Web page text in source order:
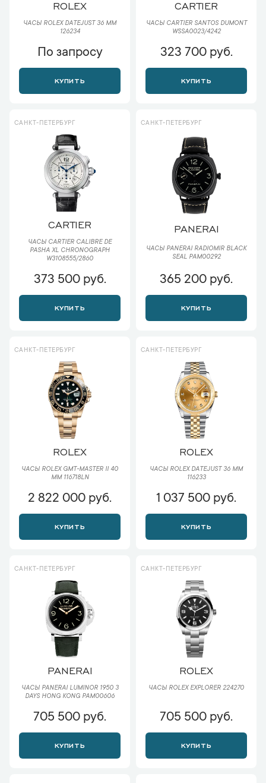
ROLEX
ЧАСЫ ROLEX DATEJUST 36 ММ
126234
По запросу
КУПИТЬ
CARTIER
ЧАСЫ CARTIER SANTOS DUMONT
WSSA0023/4242
323 700 руб.
КУПИТЬ
САНКТ-ПЕТЕРБУРГ
CARTIER
ЧАСЫ CARTIER CALIBRE DE
PASHA XL CHRONOGRAPH
W3108555/2860
373 500 руб.
КУПИТЬ
САНКТ-ПЕТЕРБУРГ
PANERAI
ЧАСЫ PANERAI RADIOMIR BLACK
SEAL PAM00292
365 200 руб.
КУПИТЬ
САНКТ-ПЕТЕРБУРГ
ROLEX
ЧАСЫ ROLEX GMT-MASTER II 40
ММ 116718LN
2 822 000 руб.
КУПИТЬ
САНКТ-ПЕТЕРБУРГ
ROLEX
ЧАСЫ ROLEX DATEJUST 36 ММ
116233
1 037 500 руб.
КУПИТЬ
САНКТ-ПЕТЕРБУРГ
PANERAI
ЧАСЫ PANERAI LUMINOR 1950 3
DAYS HONG KONG PAM00606
705 500 руб.
КУПИТЬ
САНКТ-ПЕТЕРБУРГ
ROLEX
ЧАСЫ ROLEX EXPLORER 224270
705 500 руб.
КУПИТЬ